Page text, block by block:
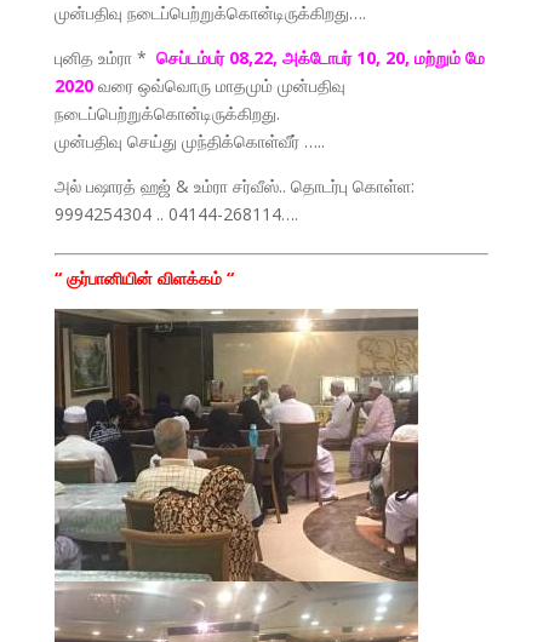
முன்பதிவு நடைப்பெற்றுக்கொன்டிருக்கிறது….
புனித உம்ரா * செப்டம்பர் 08,22, அக்டோபர் 10, 20, மற்றும் மே
2020 வரை ஒவ்வொரு மாதமும் முன்பதிவு
நடைப்பெற்றுக்கொன்டிருக்கிறது.
முன்பதிவு செய்து முந்திக்கொள்வீர் …..
அல் பஷாரத் ஹஜ் & உம்ரா சர்வீஸ்.. தொடர்பு கொள்ள:
9994254304 .. 04144-268114….
“ குர்பானியின் விளக்கம் “